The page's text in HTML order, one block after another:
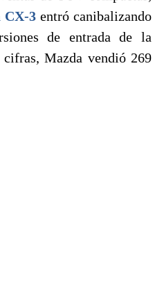
CX-3entró canibalizando
de entrada de la
Mazda vendió 269